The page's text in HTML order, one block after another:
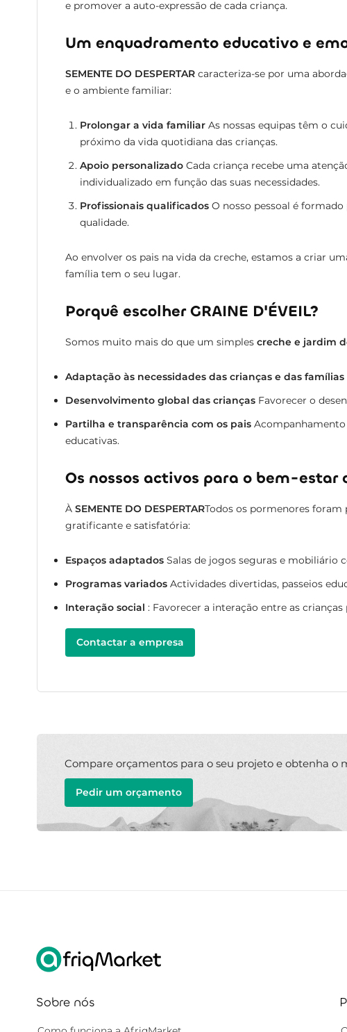
e promover a auto-expressão de cada criança.
Um enquadramento educativo e
SEMENTE DO DESPERTARcaracteriza-se por uma
e o ambiente familiar:
Prolongar a vida familiarAs nossas equipas têm o
próximo da vida quotidiana das crianças.
Apoio personalizadoCada criança recebe uma
individualizado em função das suas necessidades.
Profissionais qualificadosO nosso pessoal é
qualidade.
Ao envolver os pais na vida da creche, estamos a criar
família tem o seu lugar.
Porquê escolher GRAINE D'ÉVEIL?
Somos muito mais do que um simples creche e jardim
Adaptação às necessidades das crianças e das famílias
Desenvolvimento global das criançasFavorecer o
Partilha e transparência com os paisAcompanhamento
educativas.
Os nossos activos para o bem-estar
À SEMENTE DO DESPERTARTodos os pormenores foram
gratificante e satisfatória:
Espaços adaptadosSalas de jogos seguras e mobiliário
Programas variadosActividades divertidas, passeios
Interação social : Favorecer a interação entre as
Contactar a empresa
Compare orçamentos para o seu projeto e obtenha o
Pedir um orçamento
Sobre nós